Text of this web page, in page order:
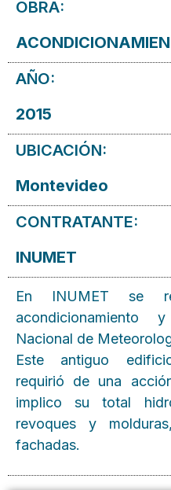
OBRA:
AÑO:
2015
UBICACIÓN:
Montevideo
CONTRATANTE:
INUMET
En INUMET se
Nacional de
Este antiguo
requirió de una
implico su total
revoques y
fachadas.